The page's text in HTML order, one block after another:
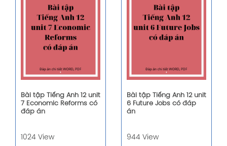
Bài tập Tiếng Anh 12 unit
7 Economic Reforms có
đáp án
1024 View
Bài tập Tiếng Anh 12 unit
6 Future Jobs có đáp
án
944 View